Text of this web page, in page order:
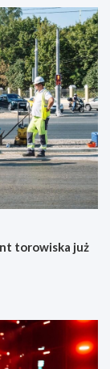
torowiska już